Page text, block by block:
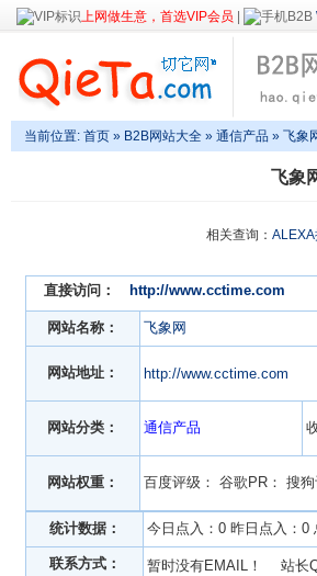
上网做生意，首选VIP会员
当前位置: 首页 » B2B网站大全 » 通信产品 » 飞象
飞象
相关查询： ALEXA
直接访问： http://www.cctime.com
网站名称： 飞象网
网站地址： http://www.cctime.com
网站分类： 通信产品
网站权重： 百度评级： 谷歌PR： 搜狗
统计数据： 今日点入：0 昨日点入：0
联系方式：
暂时没有EMAIL！ 站长